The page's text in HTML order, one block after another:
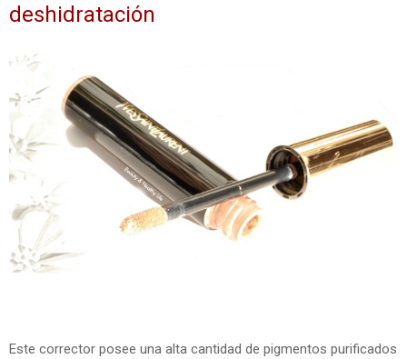
deshidratación
Este corrector posee una alta cantidad de pigmentos purificados